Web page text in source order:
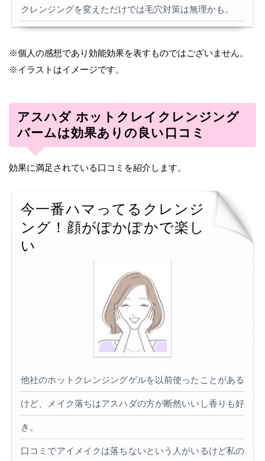
クレンジングを変えただけでは毛穴対策は無理かも。
※個人の感想であり効能効果を表すものではございません。
※イラストはイメージです。
アスハダ ホットクレイクレンジング
バームは効果ありの良い口コミ
効果に満足されている口コミを紹介します。
今一番ハマってるクレンジ
ング！顔がぽかぽかで楽し
い
他社のホットクレンジングゲルを以前使ったことがある
けど、メイク落ちはアスハダの方が断然いいし香りも好
き。
口コミでアイメイクは落ちないという人がいるけど私の